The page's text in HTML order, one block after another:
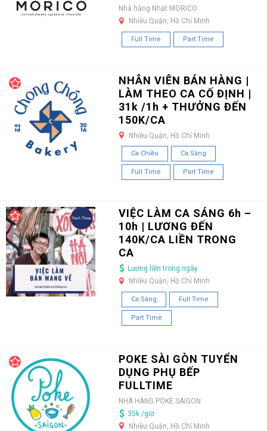
Nhà hàng Nhật MORICO
Nhiều Quận, Hồ Chí Minh
Full Time Part Time
NHÂN VIÊN BÁN HÀNG |
LÀM THEO CA CỐ ĐỊNH |
31k /1h + THƯỞNG ĐẾN
150K/CA
Nhiều Quận, Hồ Chí Minh
Ca Chiều Ca Sáng
Full Time Part Time
VIỆC LÀM CA SÁNG 6h –
10h | LƯƠNG ĐẾN
140K/CA LIỀN TRONG
CA
Lương liền trong ngày
Nhiều Quận, Hồ Chí Minh
Ca Sáng Full Time
Part Time
POKE SÀI GÒN TUYỂN
DỤNG PHỤ BẾP
FULLTIME
NHÀ HÀNG POKE SAIGON
35k /giờ
Nhiều Quận, Hồ Chí Minh